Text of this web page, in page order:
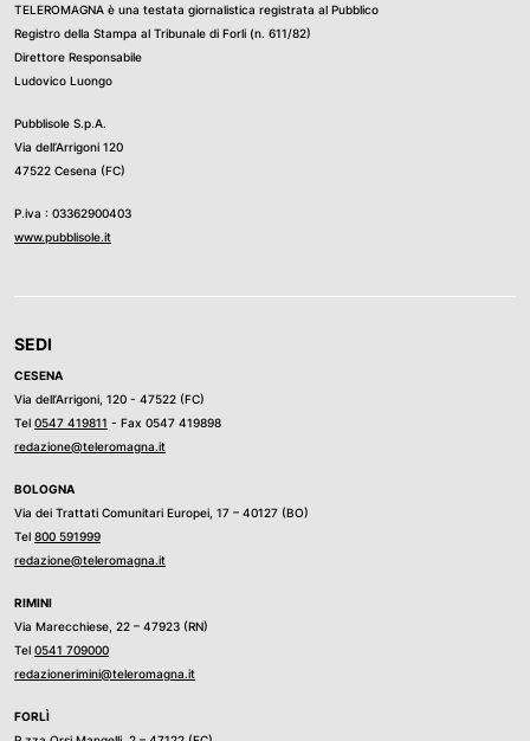
TELEROMAGNA è una testata giornalistica registrata al Pubblico
Registro della Stampa al Tribunale di Forli (n. 611/82)
Direttore Responsabile
Ludovico Luongo
Pubblisole S.p.A.
Via dell’Arrigoni 120
47522 Cesena (FC)
P.iva : 03362900403
www.pubblisole.it
SEDI
CESENA
Via dell’Arrigoni, 120 - 47522 (FC)
Tel 0547 419811 - Fax 0547 419898
redazione@teleromagna.it
BOLOGNA
Via dei Trattati Comunitari Europei, 17 – 40127 (BO)
Tel 800 591999
redazione@teleromagna.it
RIMINI
Via Marecchiese, 22 – 47923 (RN)
Tel 0541 709000
redazionerimini@teleromagna.it
FORLÌ